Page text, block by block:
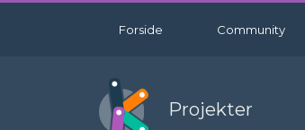
Forside Community
Projekter